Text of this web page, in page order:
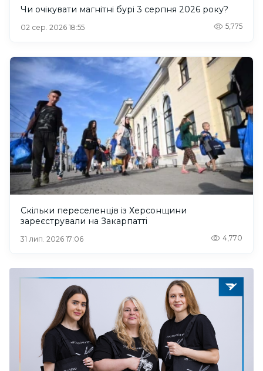
Чи очікувати магнітні бурі 3 серпня 2026 року?
02 сер. 2026 18:55 5,775
Скільки переселенців із Херсонщини
зареєстрували на Закарпатті
31 лип. 2026 17:06 4,770